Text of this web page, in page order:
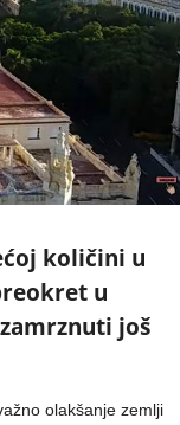
količini u
u
još
olakšanje zemlji